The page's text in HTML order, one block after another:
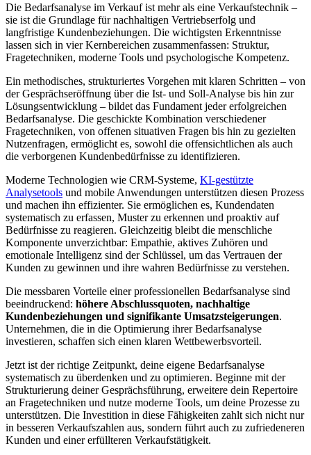
Die Bedarfsanalyse im Verkauf ist mehr als eine Verkaufstechnik –
sie ist die Grundlage für nachhaltigen Vertriebserfolg und
langfristige Kundenbeziehungen. Die wichtigsten Erkenntnisse
lassen sich in vier Kernbereichen zusammenfassen: Struktur,
Fragetechniken, moderne Tools und psychologische Kompetenz.
Ein methodisches, strukturiertes Vorgehen mit klaren Schritten – von
der Gesprächseröffnung über die Ist- und Soll-Analyse bis hin zur
Lösungsentwicklung – bildet das Fundament jeder erfolgreichen
Bedarfsanalyse. Die geschickte Kombination verschiedener
Fragetechniken, von offenen situativen Fragen bis hin zu gezielten
Nutzenfragen, ermöglicht es, sowohl die offensichtlichen als auch
die verborgenen Kundenbedürfnisse zu identifizieren.
Moderne Technologien wie CRM-Systeme, KI-gestützte
Analysetools und mobile Anwendungen unterstützen diesen Prozess
und machen ihn effizienter. Sie ermöglichen es, Kundendaten
systematisch zu erfassen, Muster zu erkennen und proaktiv auf
Bedürfnisse zu reagieren. Gleichzeitig bleibt die menschliche
Komponente unverzichtbar: Empathie, aktives Zuhören und
emotionale Intelligenz sind der Schlüssel, um das Vertrauen der
Kunden zu gewinnen und ihre wahren Bedürfnisse zu verstehen.
Die messbaren Vorteile einer professionellen Bedarfsanalyse sind
beeindruckend: höhere Abschlussquoten, nachhaltige
Kundenbeziehungen und signifikante Umsatzsteigerungen.
Unternehmen, die in die Optimierung ihrer Bedarfsanalyse
investieren, schaffen sich einen klaren Wettbewerbsvorteil.
Jetzt ist der richtige Zeitpunkt, deine eigene Bedarfsanalyse
systematisch zu überdenken und zu optimieren. Beginne mit der
Strukturierung deiner Gesprächsführung, erweitere dein Repertoire
an Fragetechniken und nutze moderne Tools, um deine Prozesse zu
unterstützen. Die Investition in diese Fähigkeiten zahlt sich nicht nur
in besseren Verkaufszahlen aus, sondern führt auch zu zufriedeneren
Kunden und einer erfüllteren Verkaufstätigkeit.